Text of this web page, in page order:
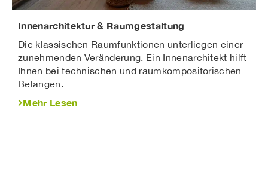
Innenarchitektur & Raumgestaltung
Die klassischen Raumfunktionen unterliegen einer
zunehmenden Veränderung. Ein Innenarchitekt hilft
Ihnen bei technischen und raumkompositorischen
Belangen.
Mehr Lesen